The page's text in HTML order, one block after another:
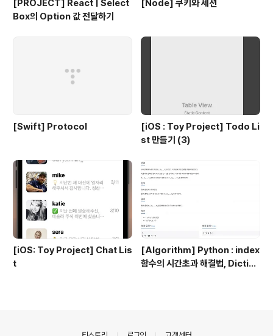
[PROJECT] React | Select
Box의 Option 값 전달하기
[Node] 쿠키와 세션
[Swift] Protocol
[iOS : Toy Project] Todo Li
st 만들기 (3)
[iOS: Toy Project] Chat Lis
t
[Algorithm] Python : index
함수의 시간초과 해결법, Diction